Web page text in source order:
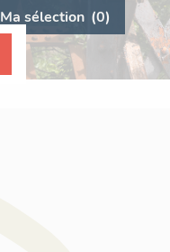
Ma sélection (0)